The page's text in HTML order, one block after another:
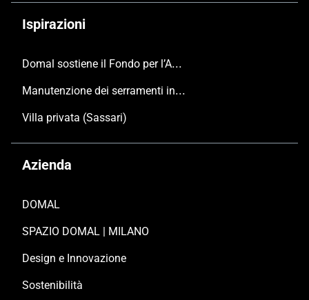
Ispirazioni
Domal sostiene il Fondo per l’Ambiente Italiano anche per le Giornate FAI di Primavera 2024
Manutenzione dei serramenti in alluminio
Villa privata (Sassari)
Azienda
DOMAL
SPAZIO DOMAL | MILANO
Design e Innovazione
Sostenibilità